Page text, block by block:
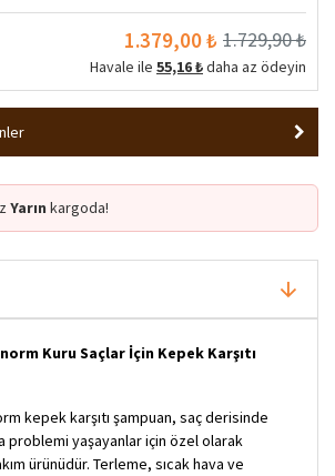
1.379,00 ₺ 1.729,90 ₺
Havale ile 55,16 ₺daha az ödeyin
Yarın kargoda!
Kuru Saçlar İçin Kepek Karşıtı
kepek karşıtı şampuan, saç derisinde
problemi yaşayanlar için özel olarak
ürünüdür. Terleme, sıcak hava ve